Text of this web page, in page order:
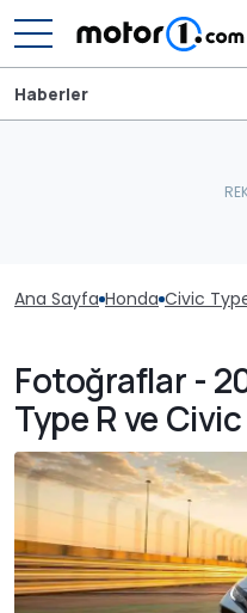
Haberler
Ana Sayfa Honda Civic
Fotoğraflar -
Type R ve